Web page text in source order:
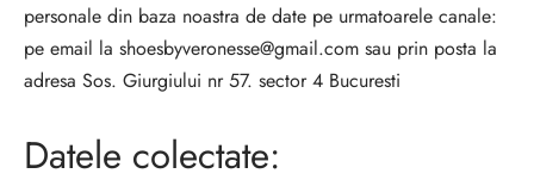
personale din baza noastra de date pe urmatoarele canale:
pe email la shoesbyveronesse@gmail.com sau prin posta la
adresa Sos. Giurgiului nr 57. sector 4 Bucuresti
Datele colectate: